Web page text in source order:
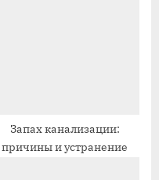
Запах канализации:
причины и устранение